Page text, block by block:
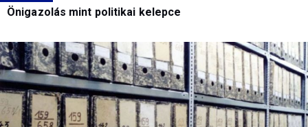
Önigazolás mint politikai kelepce